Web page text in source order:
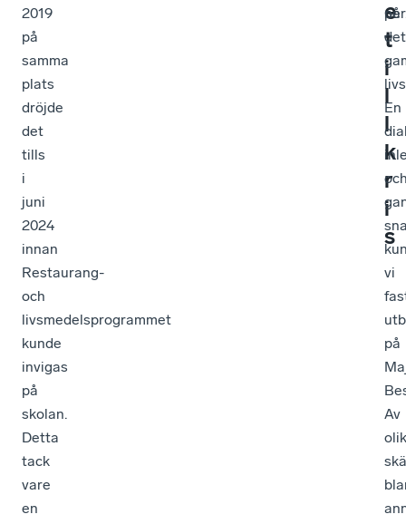
2019
på
samma
plats
dröjde
det
tills
i
juni
2024
innan
Restaurang-
och
livsmedelsprogrammet
kunde
invigas
på
skolan.
Detta
tack
vare
en
e
t
i
l
l
k
r
i
s
på
det
En
vi
på
Av